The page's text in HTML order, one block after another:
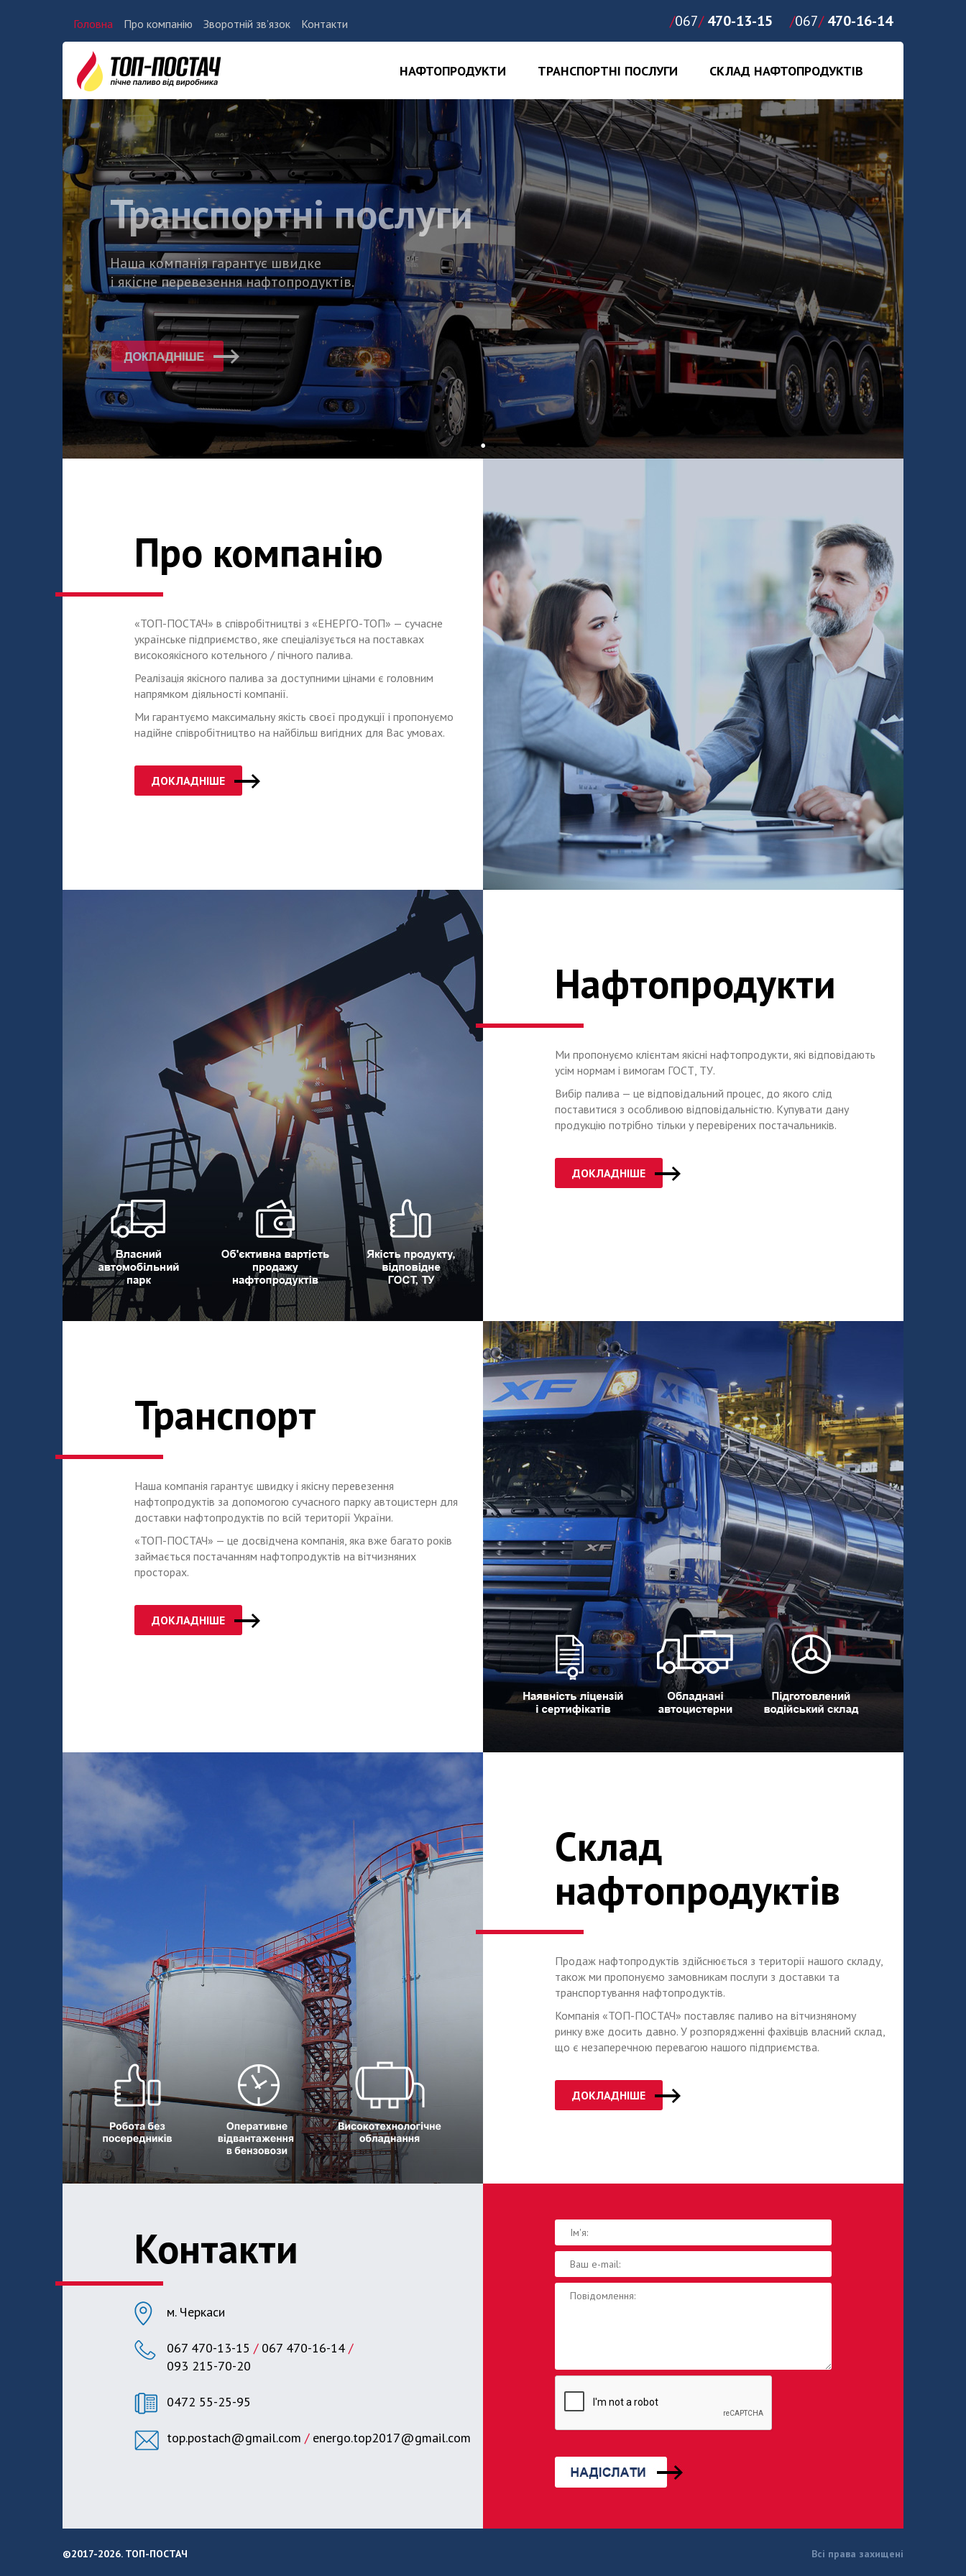
Головна Про компанію Зворотній зв’язок Контакти /067/470-13-15 /067/470-16-14
НАФТОПРОДУКТИ ТРАНСПОРТНІ ПОСЛУГИ СКЛАД НАФТОПРОДУКТІВ
Наша компанія гарантує швидке
і якісне перевезення нафтопродуктів.
Транспортні послуги
Про компанію
«ТОП-ПОСТАЧ» в співробітництві з «ЕНЕРГО-ТОП» — сучасне
українське підприємство, яке спеціалізується на поставках
високоякісного котельного / пічного палива.
Реалізація якісного палива за доступними цінами є головним
напрямком діяльності компанії.
Ми гарантуємо максимальну якість своєї продукції і пропонуємо
надійне співробітництво на найбільш вигідних для Вас умовах.
ДОКЛАДНІШЕ
Нафтопродукти
Ми пропонуємо клієнтам якісні нафтопродукти, які відповідають
усім нормам і вимогам ГОСТ, ТУ.
Вибір палива — це відповідальний процес, до якого слід
поставитися з особливою відповідальністю. Купувати дану
продукцію потрібно тільки у перевірених постачальників.
ДОКЛАДНІШЕ
Транспорт
Наша компанія гарантує швидку і якісну перевезення
нафтопродуктів за допомогою сучасного парку автоцистерн для
доставки нафтопродуктів по всій території України.
«ТОП-ПОСТАЧ» — це досвідчена компанія, яка вже багато років
займається постачанням нафтопродуктів на вітчизняних
просторах.
ДОКЛАДНІШЕ
Склад
нафтопродуктів
Продаж нафтопродуктів здійснюється з території нашого складу,
також ми пропонуємо замовникам послуги з доставки та
транспортування нафтопродуктів.
Компанія «ТОП-ПОСТАЧ» поставляє паливо на вітчизняному
ринку вже досить давно. У розпорядженні фахівців власний склад,
що є незаперечною перевагою нашого підприємства.
ДОКЛАДНІШЕ
Контакти
м. Черкаси
067 470-13-15 /067 470-16-14 /
093 215-70-20
0472 55-25-95
top.postach@gmail.com /energo.top2017@gmail.com
©2017-2026. ТОП-ПОСТАЧ Всі права захищені